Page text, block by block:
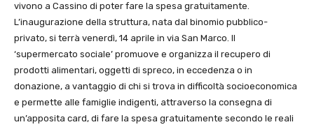
vivono a Cassino di poter fare la spesa gratuitamente.
L’inaugurazione della struttura, nata dal binomio pubblico-
privato, si terrà venerdì, 14 aprile in via San Marco. Il
‘supermercato sociale’ promuove e organizza il recupero di
prodotti alimentari, oggetti di spreco, in eccedenza o in
donazione, a vantaggio di chi si trova in difficoltà socioeconomica
e permette alle famiglie indigenti, attraverso la consegna di
un’apposita card, di fare la spesa gratuitamente secondo le reali